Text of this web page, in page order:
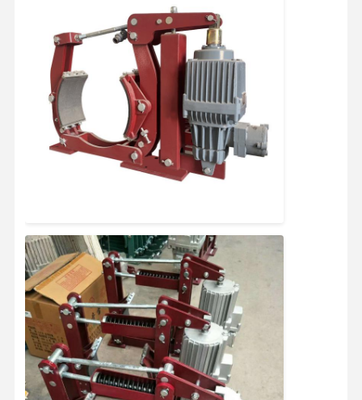
Наша
Фабрика
Контроль
Качества
Контактные
Данные
Колеса кранов
Барабанчик веревочки провода
Кранный крюк
Концевая балка